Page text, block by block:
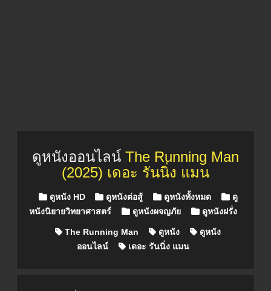
ดูหนังออนไลน์ The Running Man
(2025) เดอะ รันนิ่ง แมน
Posted in
ดูหนัง HD ดูหนังต่อสู้ ดูหนังทั้งหมด
ดู
หนังนิยายวิทยาศาสตร์
ดูหนังผจญภัย ดูหนังฝรั่ง
The Running Man ดูหนัง
ดูหนัง
ออนไลน์
เดอะ รันนิ่ง แมน